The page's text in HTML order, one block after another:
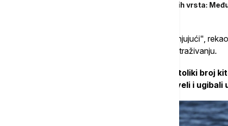
U okeanima otkriveno više od 1.100 novih vrsta:
"Broj potencijalnih uzoraka je zaista zapanjujući",
Museuma u SAD, koji nije učestvovao u istraživanju.
Istraživači i dalje nisu sigurni zašto je toliki broj
mogućnosti je da su kitovi prirodno živeli i